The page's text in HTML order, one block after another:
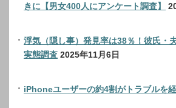
きに【男女400人にアンケート調査】
浮気（隠し事）発見率は38％！彼氏・
実態調査 2025年11月6日
iPhoneユーザーの約4割がトラブルを